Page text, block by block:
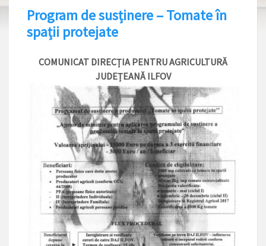
Program de susținere – Tomate în
spații protejate
COMUNICAT DIRECȚIA PENTRU AGRICULTURĂ
JUDEȚEANĂ ILFOV